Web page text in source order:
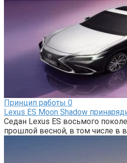
Принцип работы 0
Lexus ES Moon Shadow
Седан Lexus ES восьмого
прошлой весной, в том числе в